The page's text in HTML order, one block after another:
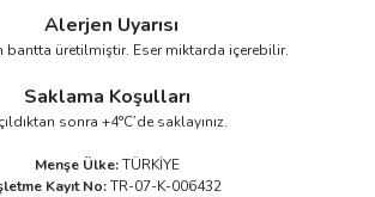
Alerjen Uyarısı
bantta üretilmiştir. Eser miktarda içerebilir.
Saklama Koşulları
sonra +4°C’de saklayınız.
Menşe Ülke:TÜRKİYE
Kayıt No:TR-07-K-006432